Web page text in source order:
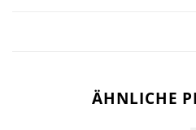
ÄHNLICHE